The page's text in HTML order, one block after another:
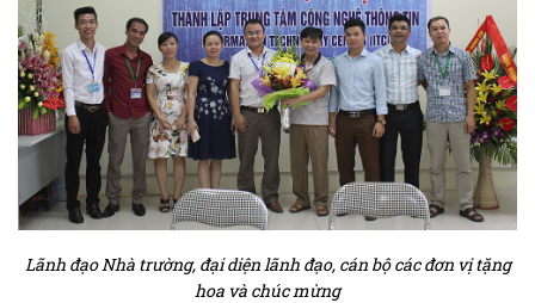
Lãnh đạo Nhà trường, đại diện lãnh đạo, cán bộ các đơn vị tặng
hoa và chúc mừng